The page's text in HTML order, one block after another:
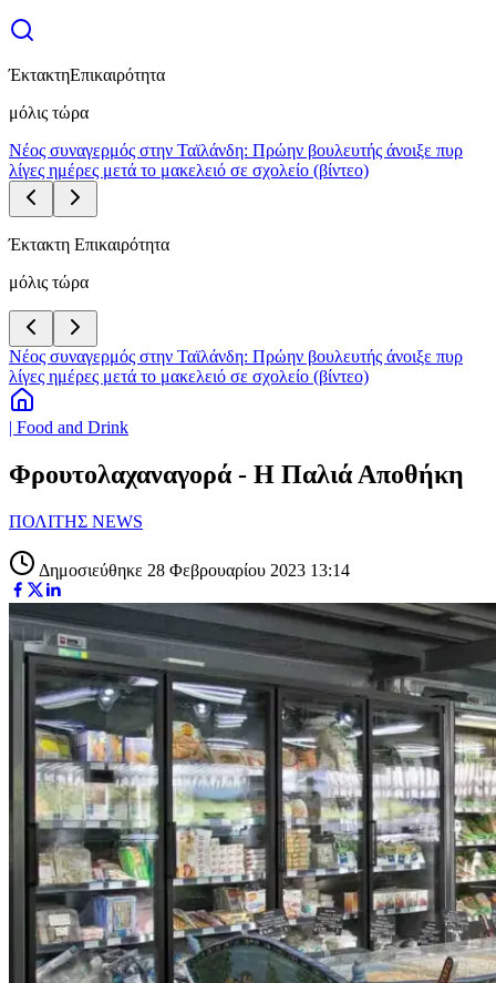
ΈκτακτηΕπικαιρότητα
μόλις τώρα
Νέος συναγερμός στην Ταϊλάνδη: Πρώην βουλευτής άνοιξε πυρ
λίγες ημέρες μετά το μακελειό σε σχολείο (βίντεο)
Έκτακτη Επικαιρότητα
μόλις τώρα
Νέος συναγερμός στην Ταϊλάνδη: Πρώην βουλευτής άνοιξε πυρ
λίγες ημέρες μετά το μακελειό σε σχολείο (βίντεο)
| Food and Drink
Φρουτολαχαναγορά - Η Παλιά Αποθήκη
ΠΟΛΙΤΗΣ NEWS
Δημοσιεύθηκε 28 Φεβρουαρίου 2023 13:14